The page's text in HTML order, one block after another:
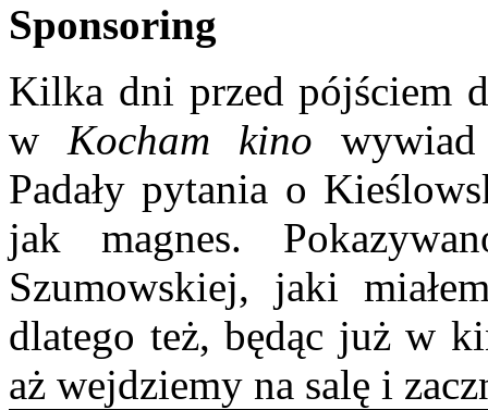
Sponsoring
Kilka dni przed pójściem
w Kocham kino
Padały pytania o
jak magnes.
Szumowskiej, jaki
dlatego też, będąc już w
aż wejdziemy na salę i